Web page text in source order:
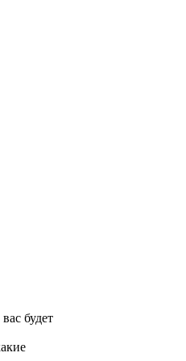
будет